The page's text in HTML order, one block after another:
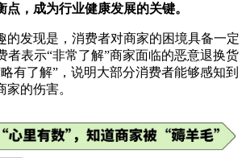
点，成为行业健康发展的关键。
发现是，消费者对商家的困境具备一定
者表示“非常了解”商家面临的恶意退换货
有了解”，说明大部分消费者能够感知到
的伤害。